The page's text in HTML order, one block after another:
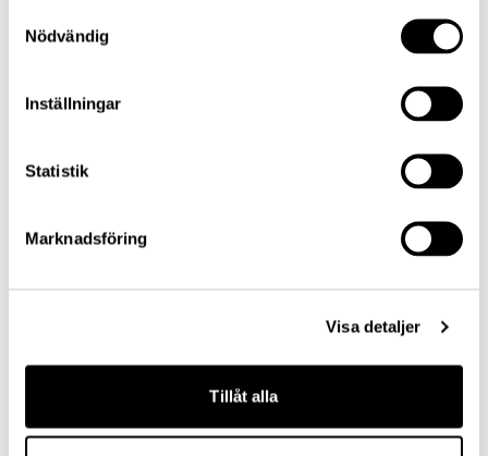
Nödvändig
Inställningar
Statistik
Marknadsföring
Visa detaljer
Tillåt alla
När kan jag ta ut min tjänstepension om jag har
ITP?
utbetalningarna av din tjänstepension automatiskt
kring hur lång tidsperiod pensionen ska betalas ut
Om du även har ITPK kommer den delen av
pensionen betalas ut under fem år – såvida du inte